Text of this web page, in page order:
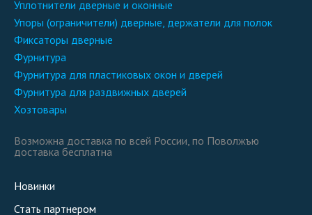
уплотнители дверные и оконные
упоры (ограничители) дверные, держатели для полок
фиксаторы дверные
фурнитура
фурнитура для пластиковых окон и дверей
фурнитура для раздвижных дверей
хозтовары
Возможна доставка по всей России, по Поволжъю
доставка бесплатна
Новинки
Стать партнером